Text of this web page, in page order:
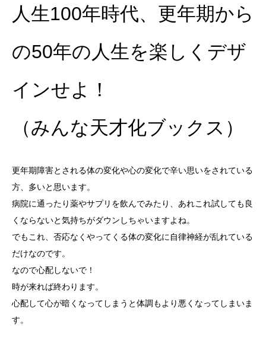
人生100年時代、更年期から
の50年の人生を楽しくデザ
インせよ！
（みんな天才化ブックス）
更年期障害とされる体の変化や心の変化で辛い思いをされている
方、多いと思います。
病院に通ったり薬やサプリを飲んでみたり、あれこれ試しても良
くならないと気持ちがダウンしちゃいますよね。
でもこれ、否応なくやってくる体の変化に自律神経が乱れている
だけなのです。
なので心配しないで！
時が来れば終わります。
心配して心が暗くなってしまうと体調もより悪くなってしまいま
す。